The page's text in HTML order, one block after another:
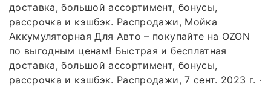
доставка, большой ассортимент, бонусы,
рассрочка и кэшбэк. Распродажи, Мойка
Аккумуляторная Для Авто – покупайте на OZON
по выгодным ценам! Быстрая и бесплатная
доставка, большой ассортимент, бонусы,
рассрочка и кэшбэк. Распродажи, 7 сент. 2023 г. ·